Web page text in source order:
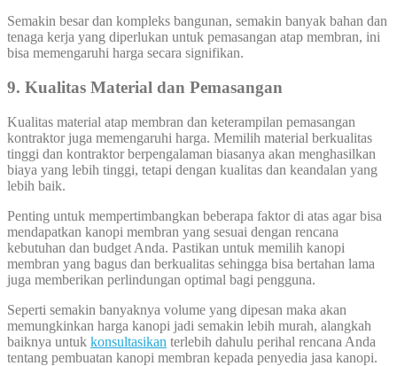
Semakin besar dan kompleks bangunan, semakin banyak bahan dan
tenaga kerja yang diperlukan untuk pemasangan atap membran, ini
bisa memengaruhi harga secara signifikan.
9. Kualitas Material dan Pemasangan
Kualitas material atap membran dan keterampilan pemasangan
kontraktor juga memengaruhi harga. Memilih material berkualitas
tinggi dan kontraktor berpengalaman biasanya akan menghasilkan
biaya yang lebih tinggi, tetapi dengan kualitas dan keandalan yang
lebih baik.
Penting untuk mempertimbangkan beberapa faktor di atas agar bisa
mendapatkan kanopi membran yang sesuai dengan rencana
kebutuhan dan budget Anda. Pastikan untuk memilih kanopi
membran yang bagus dan berkualitas sehingga bisa bertahan lama
juga memberikan perlindungan optimal bagi pengguna.
Seperti semakin banyaknya volume yang dipesan maka akan
memungkinkan harga kanopi jadi semakin lebih murah, alangkah
baiknya untuk konsultasikan terlebih dahulu perihal rencana Anda
tentang pembuatan kanopi membran kepada penyedia jasa kanopi.